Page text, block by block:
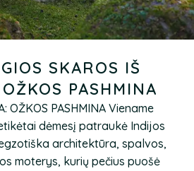
SKAROS IŠ
PASHMINA
OŽKOS PASHMINA Viename
dėmesį patraukė Indijos
architektūra, spalvos,
moterys, kurių pečius puošė